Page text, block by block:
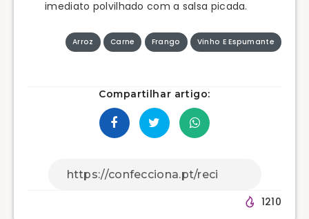
imediato polvilhado com a salsa picada.
Arroz Carne Frango Vinho E Espumante
Compartilhar artigo:
1210